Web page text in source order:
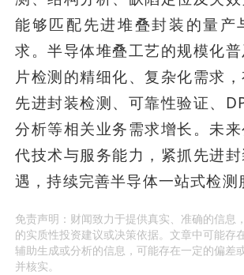
能够匹配先进堆叠封装的量产
求。半导体堆叠工艺的规模化
片检测的精细化、复杂化需求
先进封装检测、可靠性验证、
分析等相关业务需求增长。未
代技术与服务能力，紧抓先进
遇，持续完善半导体一站式检测
免责声明：财闻致力于提供真实、准确的信息
的实质性投资建议或决策依据。文章中可能存
辅助生成或分析的信息，可能存在一定的偏差
并核实。